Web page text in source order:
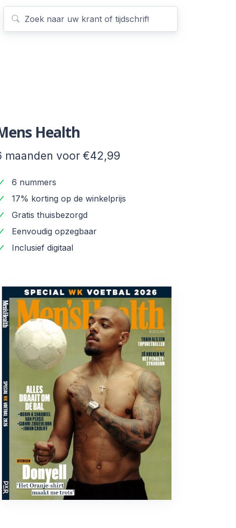
Health
maanden voor €42,99
6 nummers
17% korting op de winkelprijs
Gratis thuisbezorgd
Eenvoudig opzegbaar
Inclusief digitaal